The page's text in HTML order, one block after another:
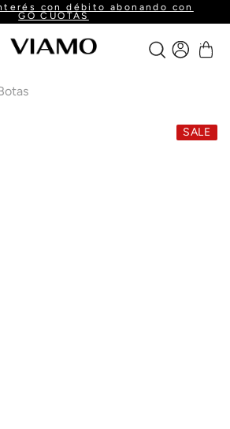
con débito abonando con
GO CUOTAS
SALE